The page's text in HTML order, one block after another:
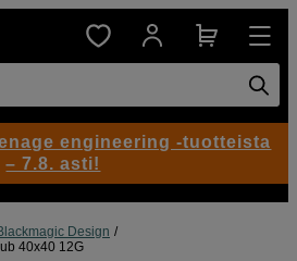
Design
40x40 12G
engineering -tuotteista
– 7.8. asti!